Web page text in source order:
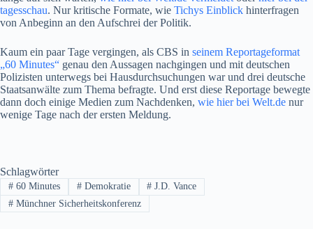
tagesschau. Nur kritische Formate, wie Tichys Einblick hinterfragen
von Anbeginn an den Aufschrei der Politik.
Kaum ein paar Tage vergingen, als CBS in seinem Reportageformat
„60 Minutes“ genau den Aussagen nachgingen und mit deutschen
Polizisten unterwegs bei Hausdurchsuchungen war und drei deutsche
Staatsanwälte zum Thema befragte. Und erst diese Reportage bewegte
dann doch einige Medien zum Nachdenken, wie hier bei Welt.de nur
wenige Tage nach der ersten Meldung.
Schlagwörter
#60 Minutes #Demokratie # J.D. Vance
#Münchner Sicherheitskonferenz